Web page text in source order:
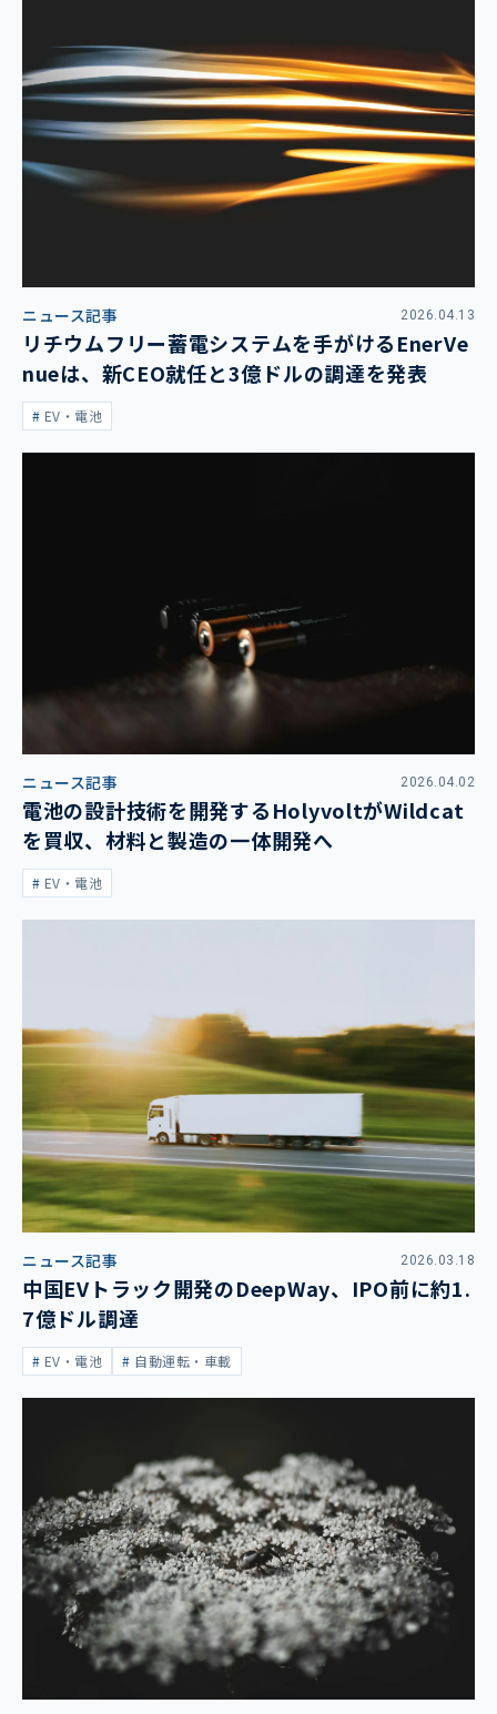
ニュース記事 2026.04.13
リチウムフリー蓄電システムを手がけるEnerVe
nueは、新CEO就任と3億ドルの調達を発表
EV・電池
ニュース記事 2026.04.02
電池の設計技術を開発するHolyvoltがWildcat
を買収、材料と製造の一体開発へ
EV・電池
ニュース記事 2026.03.18
中国EVトラック開発のDeepWay、IPO前に約1.
7億ドル調達
EV・電池 自動運転・車載